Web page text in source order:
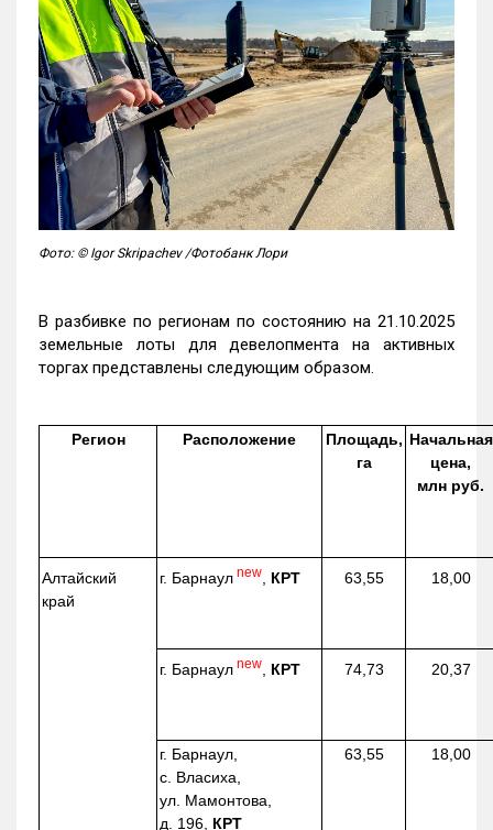
Фото: © Igor Skripachev /Фотобанк Лори
В разбивке по регионам по состоянию на 21.10.2025
земельные лоты для девелопмента на активных
торгах представлены следующим образом.
Регион Расположение
Площадь,
га
Начальная
цена,
млн руб.
Алтайский
край
г. Барнаул new КРТ 63,55 18,00
г. Барнаул new КРТ 74,73 20,37
г. Барнаул,
с. Власиха,
ул. Мамонтова,
д. 196, КРТ
63,55 18,00